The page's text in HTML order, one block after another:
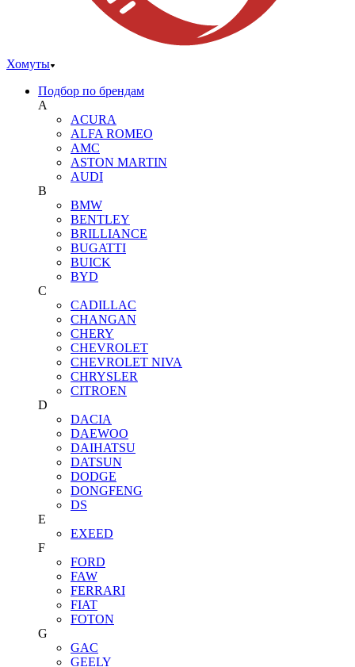
Хомуты
Подбор по брендам
A
ACURA
ALFA ROMEO
AMC
ASTON MARTIN
AUDI
B
BMW
BENTLEY
BRILLIANCE
BUGATTI
BUICK
BYD
C
CADILLAC
CHANGAN
CHERY
CHEVROLET
CHEVROLET NIVA
CHRYSLER
CITROEN
D
DACIA
DAEWOO
DAIHATSU
DATSUN
DODGE
DONGFENG
DS
E
EXEED
F
FORD
FAW
FERRARI
FIAT
FOTON
G
GAC
GEELY